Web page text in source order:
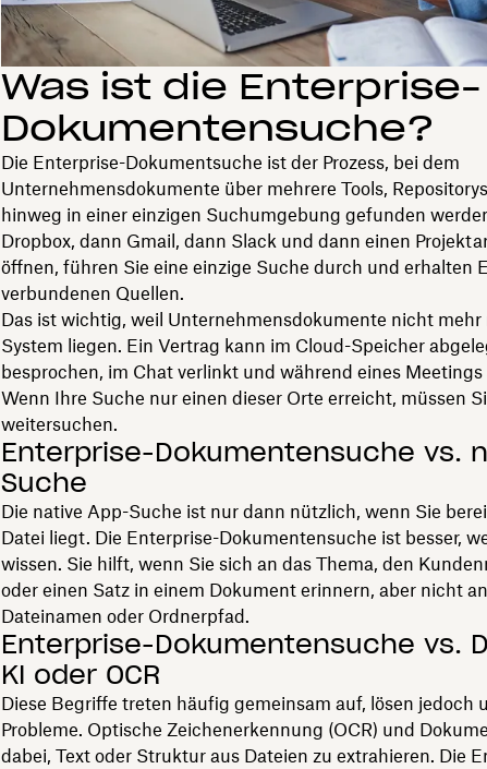
Was ist die Enterprise-
Dokumentensuche?
Die Enterprise-Dokumentsuche ist der Prozess, bei dem
Unternehmensdokumente über mehrere Tools,
hinweg in einer einzigen Suchumgebung gefunden
Dropbox, dann Gmail, dann Slack und dann einen
öffnen, führen Sie eine einzige Suche durch und erhalten
verbundenen Quellen.
Das ist wichtig, weil Unternehmensdokumente nicht mehr
System liegen. Ein Vertrag kann im Cloud-Speicher
besprochen, im Chat verlinkt und während eines
Wenn Ihre Suche nur einen dieser Orte erreicht, müssen
weitersuchen.
Enterprise-Dokumentensuche vs.
Suche
Die native App-Suche ist nur dann nützlich, wenn Sie
Datei liegt. Die Enterprise-Dokumentensuche ist besser,
wissen. Sie hilft, wenn Sie sich an das Thema, den
oder einen Satz in einem Dokument erinnern, aber nicht
Dateinamen oder Ordnerpfad.
Enterprise-Dokumentensuche vs.
KI oder OCR
Diese Begriffe treten häufig gemeinsam auf, lösen jedoch
Probleme. Optische Zeichenerkennung (OCR) und
dabei, Text oder Struktur aus Dateien zu extrahieren. Die